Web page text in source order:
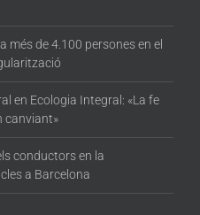
de 4.100 persones en el
en Ecologia Integral: «La fe
canviant»
conductors en la
a Barcelona